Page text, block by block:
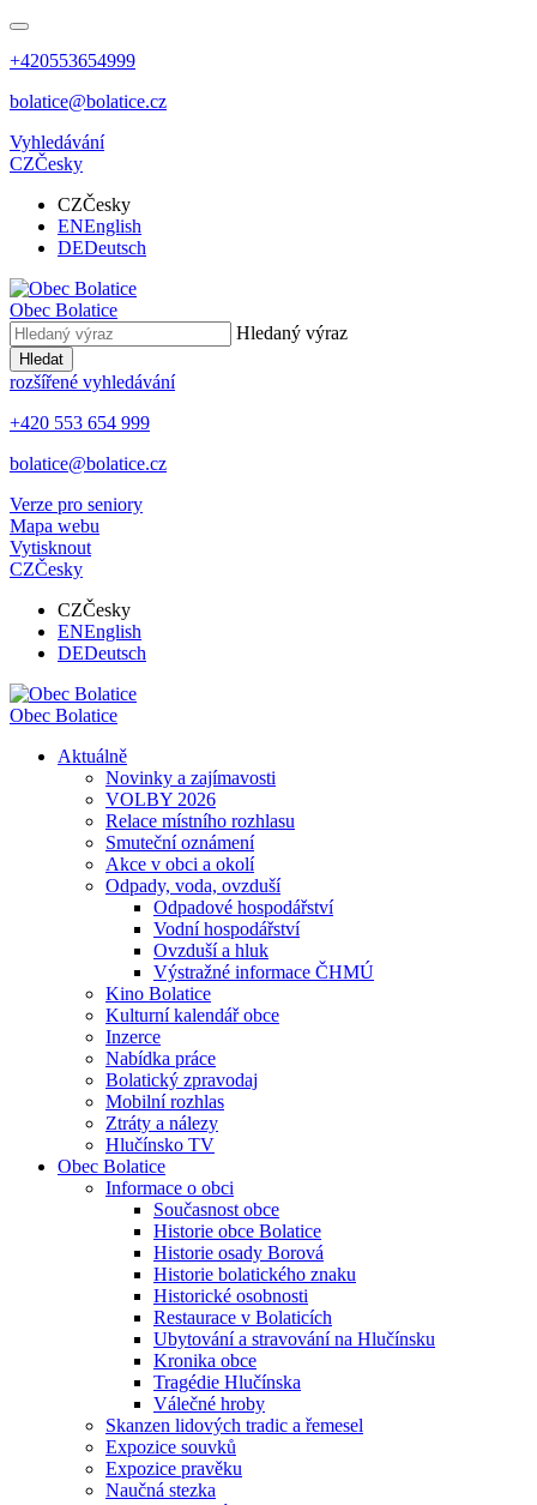
+420553654999
bolatice@bolatice.cz
Vyhledávání
CZČesky
CZČesky
ENEnglish
DEDeutsch
Obec Bolatice
Hledaný výraz
Hledat
rozšířené vyhledávání
+420 553 654 999
bolatice@bolatice.cz
Verze pro seniory
Mapa webu
Vytisknout
CZČesky
CZČesky
ENEnglish
DEDeutsch
Obec Bolatice
Aktuálně
Novinky a zajímavosti
VOLBY 2026
Relace místního rozhlasu
Smuteční oznámení
Akce v obci a okolí
Odpady, voda, ovzduší
Odpadové hospodářství
Vodní hospodářství
Ovzduší a hluk
Výstražné informace ČHMÚ
Kino Bolatice
Kulturní kalendář obce
Inzerce
Nabídka práce
Bolatický zpravodaj
Mobilní rozhlas
Ztráty a nálezy
Hlučínsko TV
Obec Bolatice
Informace o obci
Současnost obce
Historie obce Bolatice
Historie osady Borová
Historie bolatického znaku
Historické osobnosti
Restaurace v Bolaticích
Ubytování a stravování na Hlučínsku
Kronika obce
Tragédie Hlučínska
Válečné hroby
Skanzen lidových tradic a řemesel
Expozice souvků
Expozice pravěku
Naučná stezka